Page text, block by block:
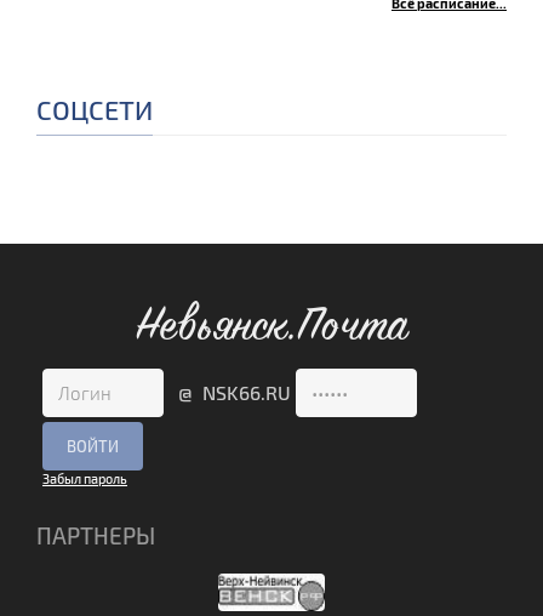
СОЦСЕТИ
Невьянск.Почта
@ NSK66.RU
Забыл пароль
ПАРТНЕРЫ